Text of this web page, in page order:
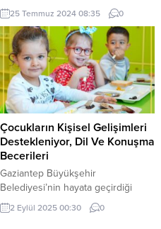
yüksek lisansını Hollanda da
yapacak. Pazaryeri
Gündem /BİLECİK (İGFA) – Bilecik’in
Pazaryeri ilçesinde ikamet eden ve
okuduğu üniversiteyi bölüm
birincisi olarak bitiren Ahmet
Karadağ yurt dışında yüksek lisans
programı kazandı. Bursa Teknik
Üniversitesi Gıda Mühendisliği ve
Kimya Mühendisliği mezunu Ahmet
Karadağ Hollanda da Kimya
Sanayinde Hammadde...
25 Temmuz 2024 08:35 0
Çocukların Kişisel Gelişimleri
Destekleniyor, Dil Ve Konuşma
Becerileri
Gaziantep Büyükşehir
Belediyesi’nin hayata geçirdiği
“Çocuğuma Göz Kulak Olur Musun”
projesi kapsamında açılan Coda –
2 Eylül 2025 00:30 0